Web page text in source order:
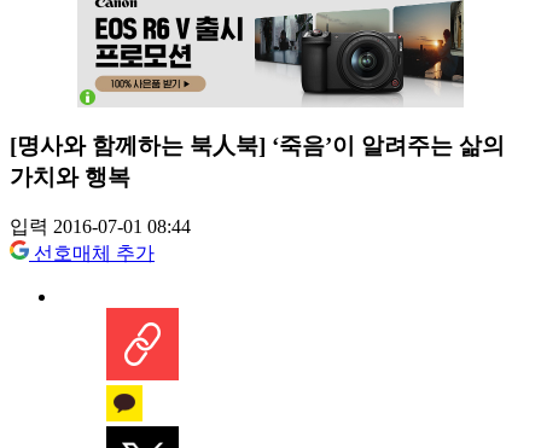
[명사와 함께하는 북人북] ‘죽음’이 알려주는 삶의
가치와 행복
입력 2016-07-01 08:44
선호매체 추가